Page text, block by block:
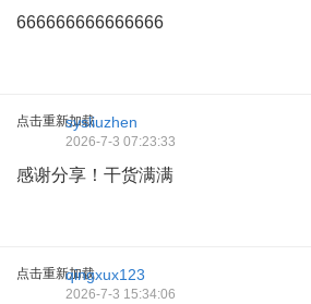
666666666666666
点击重新加载sysliuzhen
2026-7-3 07:23:33
感谢分享！干货满满
点击重新加载qingxux123
2026-7-3 15:34:06